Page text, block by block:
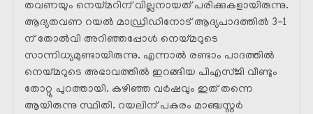
തവണയും നെയ്മറിന് വില്ലനായത് പരിക്കുകളായിരുന്നു.
ആദ്യതവണ റയൽ മാഡ്രിഡിനോട് ആദ്യപാദത്തിൽ 3-1
ന് തോൽവി അറിഞ്ഞപ്പോൾ നെയ്മറുടെ
സാന്നിധ്യമുണ്ടായിരുന്നു. എന്നാൽ രണ്ടാം പാദത്തിൽ
നെയ്മറുടെ അഭാവത്തിൽ ഇറങ്ങിയ പിഎസ്ജി വീണ്ടും
തോറ്റു പുറത്തായി. കഴിഞ്ഞ വർഷവും ഇത് തന്നെ
ആയിരുന്നു സ്ഥിതി. റയലിന് പകരം മാഞ്ചസ്റ്റർ